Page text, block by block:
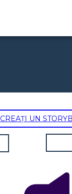
CREAȚI UN